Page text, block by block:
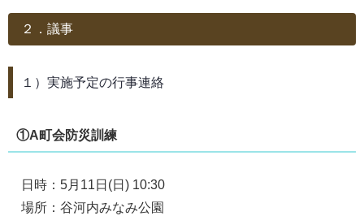
２．議事
１）実施予定の行事連絡
①A町会防災訓練
日時：5月11日(日) 10:30
場所：谷河内みなみ公園